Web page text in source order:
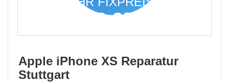
39,95
Apple iPhone XS Reparatur
Stuttgart